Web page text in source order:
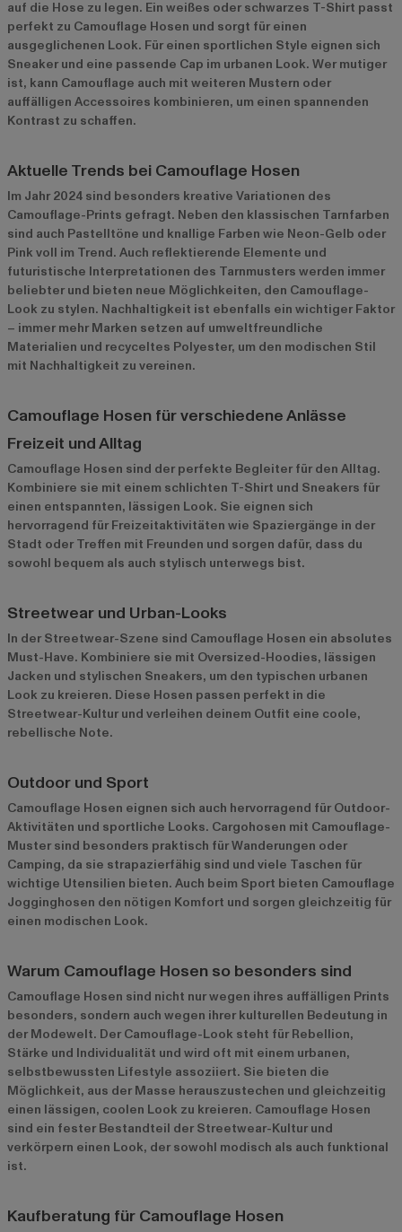
auf die Hose zu legen. Ein weißes oder schwarzes T-Shirt passt
perfekt zu Camouflage Hosen und sorgt für einen
ausgeglichenen Look. Für einen sportlichen Style eignen sich
Sneaker und eine passende Cap im urbanen Look. Wer mutiger
ist, kann Camouflage auch mit weiteren Mustern oder
auffälligen Accessoires kombinieren, um einen spannenden
Kontrast zu schaffen.
Aktuelle Trends bei Camouflage Hosen
Im Jahr 2024 sind besonders kreative Variationen des
Camouflage-Prints gefragt. Neben den klassischen Tarnfarben
sind auch Pastelltöne und knallige Farben wie Neon-Gelb oder
Pink voll im Trend. Auch reflektierende Elemente und
futuristische Interpretationen des Tarnmusters werden immer
beliebter und bieten neue Möglichkeiten, den Camouflage-
Look zu stylen. Nachhaltigkeit ist ebenfalls ein wichtiger Faktor
– immer mehr Marken setzen auf umweltfreundliche
Materialien und recyceltes Polyester, um den modischen Stil
mit Nachhaltigkeit zu vereinen.
Camouflage Hosen für verschiedene Anlässe
Freizeit und Alltag
Camouflage Hosen sind der perfekte Begleiter für den Alltag.
Kombiniere sie mit einem schlichten T-Shirt und Sneakers für
einen entspannten, lässigen Look. Sie eignen sich
hervorragend für Freizeitaktivitäten wie Spaziergänge in der
Stadt oder Treffen mit Freunden und sorgen dafür, dass du
sowohl bequem als auch stylisch unterwegs bist.
Streetwear und Urban-Looks
In der Streetwear-Szene sind Camouflage Hosen ein absolutes
Must-Have. Kombiniere sie mit Oversized-Hoodies, lässigen
Jacken und stylischen Sneakers, um den typischen urbanen
Look zu kreieren. Diese Hosen passen perfekt in die
Streetwear-Kultur und verleihen deinem Outfit eine coole,
rebellische Note.
Outdoor und Sport
Camouflage Hosen eignen sich auch hervorragend für Outdoor-
Aktivitäten und sportliche Looks. Cargohosen mit Camouflage-
Muster sind besonders praktisch für Wanderungen oder
Camping, da sie strapazierfähig sind und viele Taschen für
wichtige Utensilien bieten. Auch beim Sport bieten Camouflage
Jogginghosen den nötigen Komfort und sorgen gleichzeitig für
einen modischen Look.
Warum Camouflage Hosen so besonders sind
Camouflage Hosen sind nicht nur wegen ihres auffälligen Prints
besonders, sondern auch wegen ihrer kulturellen Bedeutung in
der Modewelt. Der Camouflage-Look steht für Rebellion,
Stärke und Individualität und wird oft mit einem urbanen,
selbstbewussten Lifestyle assoziiert. Sie bieten die
Möglichkeit, aus der Masse herauszustechen und gleichzeitig
einen lässigen, coolen Look zu kreieren. Camouflage Hosen
sind ein fester Bestandteil der Streetwear-Kultur und
verkörpern einen Look, der sowohl modisch als auch funktional
ist.
Kaufberatung für Camouflage Hosen